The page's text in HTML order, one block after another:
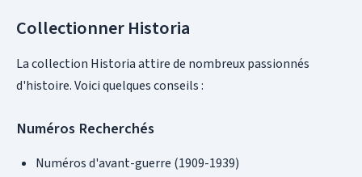
Collectionner Historia
La collection Historia attire de nombreux passionnés
d'histoire. Voici quelques conseils :
Numéros Recherchés
Numéros d'avant-guerre (1909-1939)